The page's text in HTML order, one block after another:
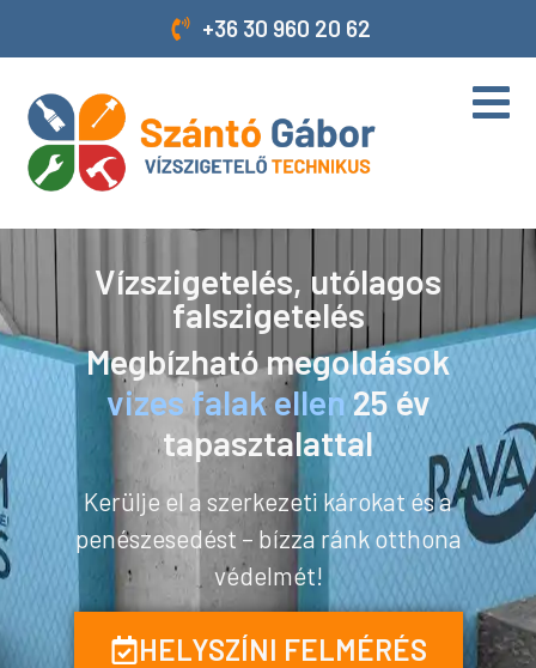
+36 30 960 20 62
Vízszigetelés, utólagos
falszigetelés
Megbízható megoldások
vizes falak ellen 25 év
tapasztalattal
Kerülje el a szerkezeti károkat és a
penészesedést – bízza ránk otthona
védelmét!
HELYSZÍNI FELMÉRÉS